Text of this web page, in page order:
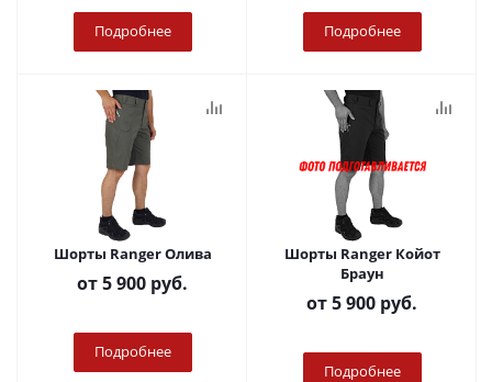
Подробнее Подробнее
Шорты Ranger Олива
от5 900 руб.
Подробнее
Шорты Ranger Койот
Браун
от5 900 руб.
Подробнее